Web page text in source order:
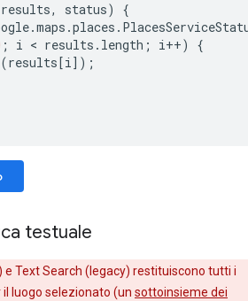
results, status)
{
.maps .places .
; i < results . length ; i++)
{
(results [i]);
testuale
e Text Search (legacy) restituiscono tutti i
luogo selezionato (un sottoinsieme dei